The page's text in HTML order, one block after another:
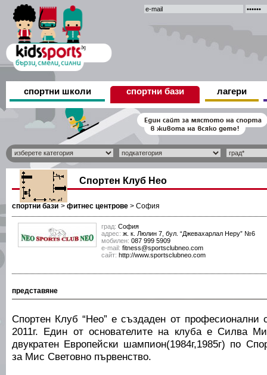
спортни школи спортни бази лагери
Спортен Клуб Нео
спортни бази > фитнес центрове > София
град: София
адрес: ж. к. Люлин 7, бул. “Джевахарлал Неру” №6
мобилен: 087 999 5909
е-mail: fitness@sportsclubneo.com
сайт: http://www.sportsclubneo.com
представяне
Спортен Клуб “Нео” е създаден от професионални
2011г. Един от основателите на клуба е Силва
двукратен Европейски шампион(1984г,1985г) по
за Мис Световно първенство.